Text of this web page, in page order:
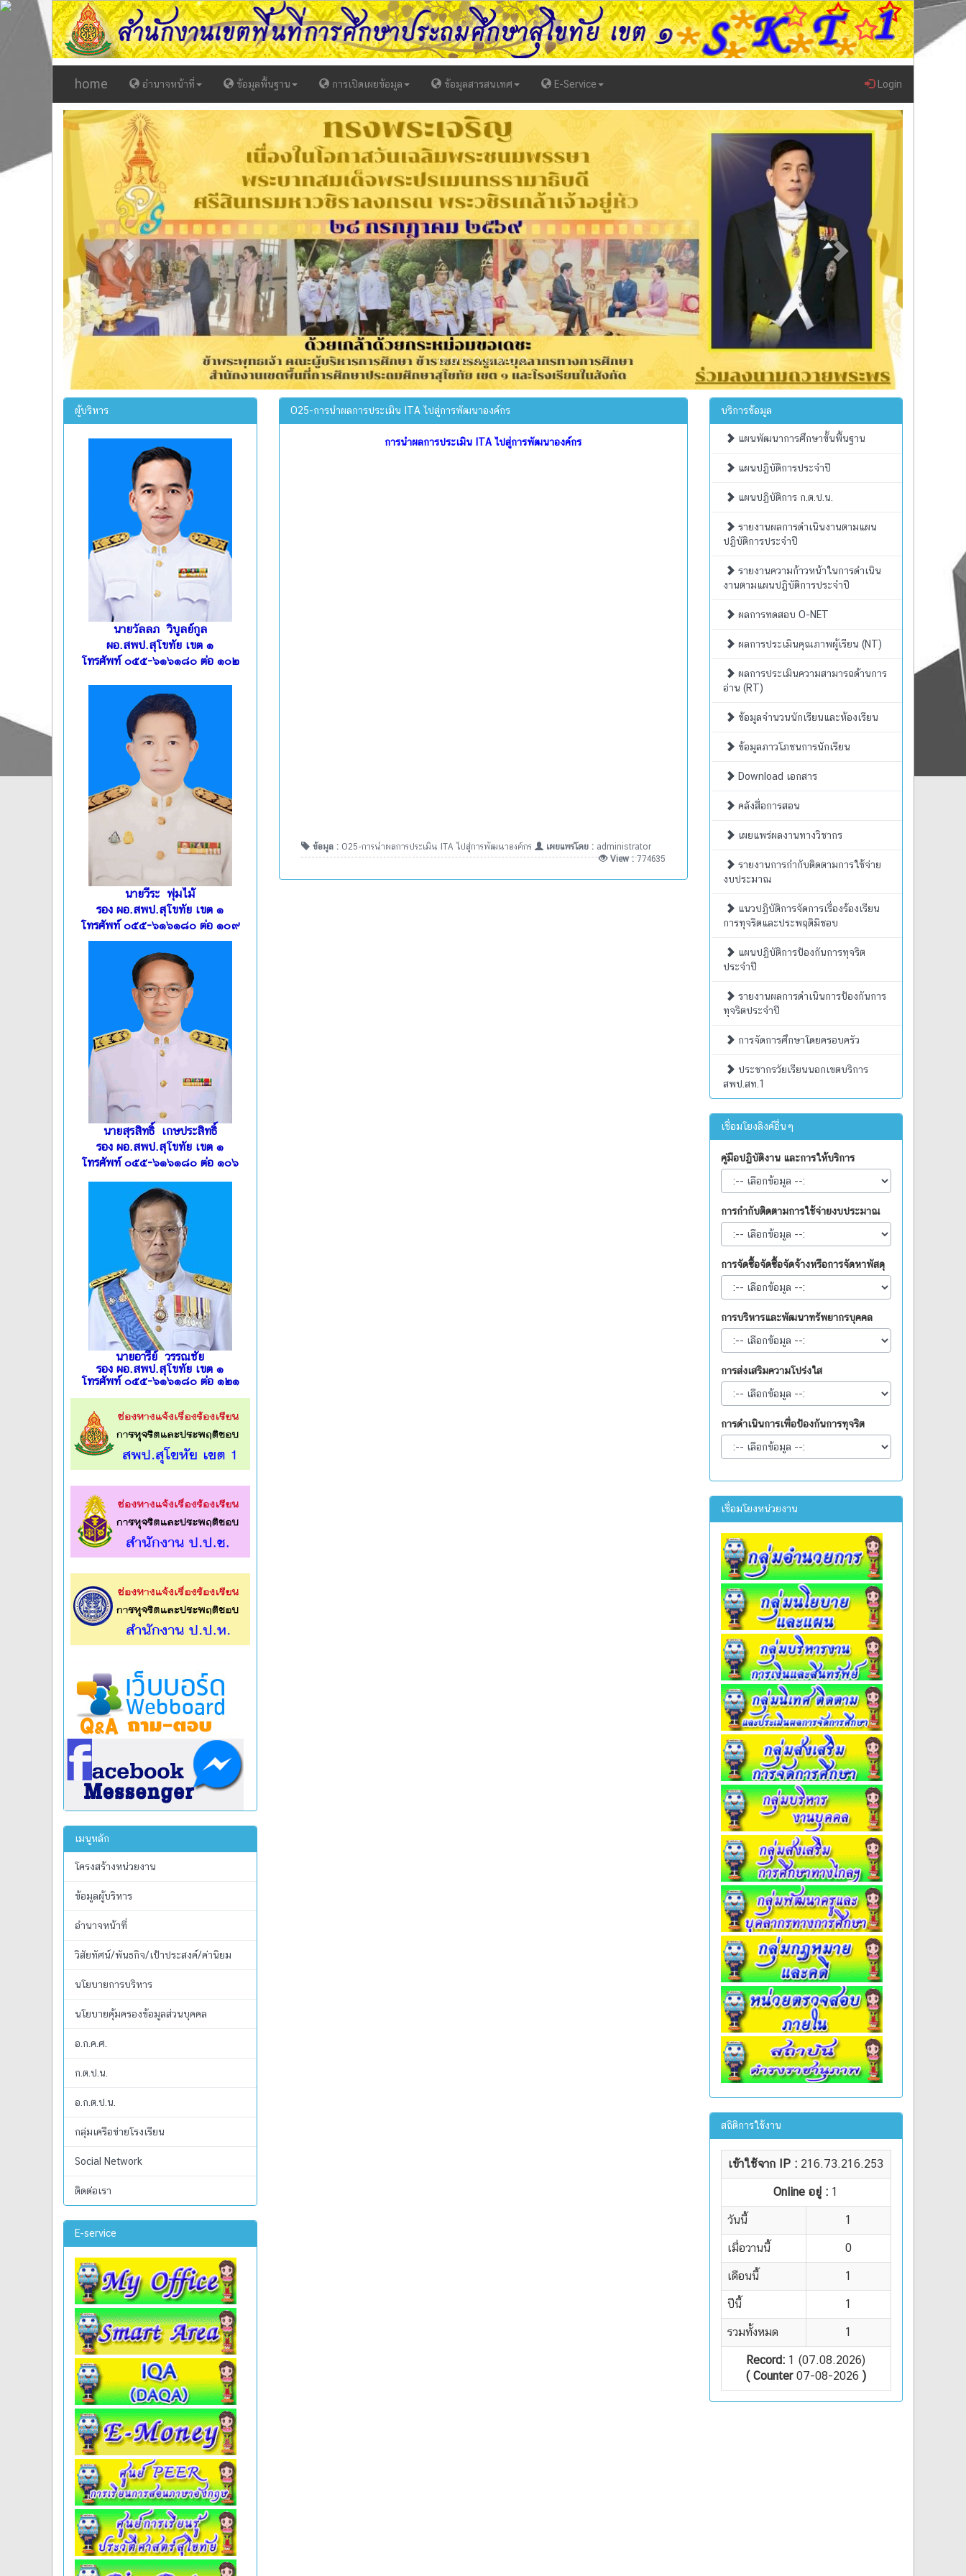
home อำนาจหน้าที่ ข้อมูลพื้นฐาน การเปิดเผยข้อมูล ข้อมูลสารสนเทศ E-Service Login
Previous Next
ผู้บริหาร
นายวัลลภ วิบูลย์กูล
ผอ.สพป.สุโขทัย เขต ๑
โทรศัพท์ ๐๕๕-๖๑๖๑๘๐ ต่อ ๑๐๒
นายวีระ พุ่มไม้
รอง ผอ.สพป.สุโขทัย เขต ๑
โทรศัพท์ ๐๕๕-๖๑๖๑๘๐ ต่อ ๑๐๙
นายสุรสิทธิ์ เกษประสิทธิ์
รอง ผอ.สพป.สุโขทัย เขต ๑
โทรศัพท์ ๐๕๕-๖๑๖๑๘๐ ต่อ ๑๐๖
นายอารีย์ วรรณชัย
รอง ผอ.สพป.สุโขทัย เขต ๑
โทรศัพท์ ๐๕๕-๖๑๖๑๘๐ ต่อ ๑๒๑
เมนูหลัก
โครงสร้างหน่วยงาน
ข้อมูลผู้บริหาร
อำนาจหน้าที่
วิสัยทัศน์/พันธกิจ/เป้าประสงค์/ค่านิยม
นโยบายการบริหาร
นโยบายคุ้มครองข้อมูลส่วนบุคคล
อ.ก.ค.ศ.
ก.ต.ป.น.
อ.ก.ต.ป.น.
กลุ่มเครือข่ายโรงเรียน
Social Network
ติดต่อเรา
E-service
O25-การนำผลการประเมิน ITA ไปสู่การพัฒนาองค์กร
การนำผลการประเมิน ITA ไปสู่การพัฒนาองค์กร
ข้อมูล : O25-การนำผลการประเมิน ITA ไปสู่การพัฒนาองค์กร เผยแพร่โดย : administrator
View :774635
บริการข้อมูล
แผนพัฒนาการศึกษาขั้นพื้นฐาน
แผนปฏิบัติการประจำปี
แผนปฏิบัติการ ก.ต.ป.น.
รายงานผลการดำเนินงานตามแผน
ปฏิบัติการประจำปี
รายงานความก้าวหน้าในการดำเนิน
งานตามแผนปฏิบัติการประจำปี
ผลการทดสอบ O-NET
ผลการประเมินคุณภาพผู้เรียน (NT)
ผลการประเมินความสามารถด้านการ
อ่าน (RT)
ข้อมูลจำนวนนักเรียนและห้องเรียน
ข้อมูลภาวโภชนการนักเรียน
Download เอกสาร
คลังสื่อการสอน
เผยแพร่ผลงานทางวิชากร
รายงานการกำกับติดตามการใช้จ่าย
งบประมาณ
แนวปฏิบัติการจัดการเรื่องร้องเรียน
การทุจริตและประพฤติมิชอบ
แผนปฏิบัติการป้องกันการทุจริต
ประจำปี
รายงานผลการดำเนินการป้องกันการ
ทุจริตประจำปี
การจัดการศึกษาโดยครอบครัว
ประชากรวัยเรียนนอกเขตบริการ
สพป.สท.1
เชื่อมโยงลิงค์อื่นๆ
คู่มือปฏิบัติงาน และการให้บริการ
การกำกับติดตามการใช้จ่ายงบประมาณ
การจัดซื้อจัดซื้อจัดจ้างหรือการจัดหาพัสดุ
การบริหารและพัฒนาทรัพยากรบุคคล
การส่งเสริมความโปร่งใส
การดำเนินการเพื่อป้องกันการทุจริต
เชื่อมโยงหน่วยงาน
สถิติการใช้งาน
เข้าใช้จาก IP : 216.73.216.253
Online อยู่ : 1
วันนี้ 1
เมื่อวานนี้ 0
เดือนนี้ 1
ปีนี้ 1
รวมทั้งหมด 1
Record: 1 (07.08.2026)
( Counter07-08-2026 )